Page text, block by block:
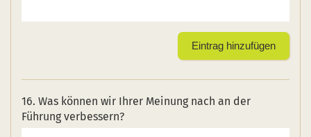
16. Was können wir Ihrer Meinung nach an der
Führung verbessern?